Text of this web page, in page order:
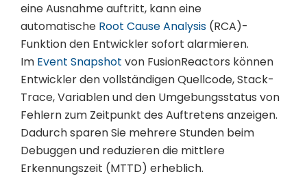
eine Ausnahme auftritt, kann eine
automatische Root Cause Analysis (RCA)-
Funktion den Entwickler sofort alarmieren.
Im Event Snapshot von FusionReactors können
Entwickler den vollständigen Quellcode, Stack-
Trace, Variablen und den Umgebungsstatus von
Fehlern zum Zeitpunkt des Auftretens anzeigen.
Dadurch sparen Sie mehrere Stunden beim
Debuggen und reduzieren die mittlere
Erkennungszeit (MTTD) erheblich.